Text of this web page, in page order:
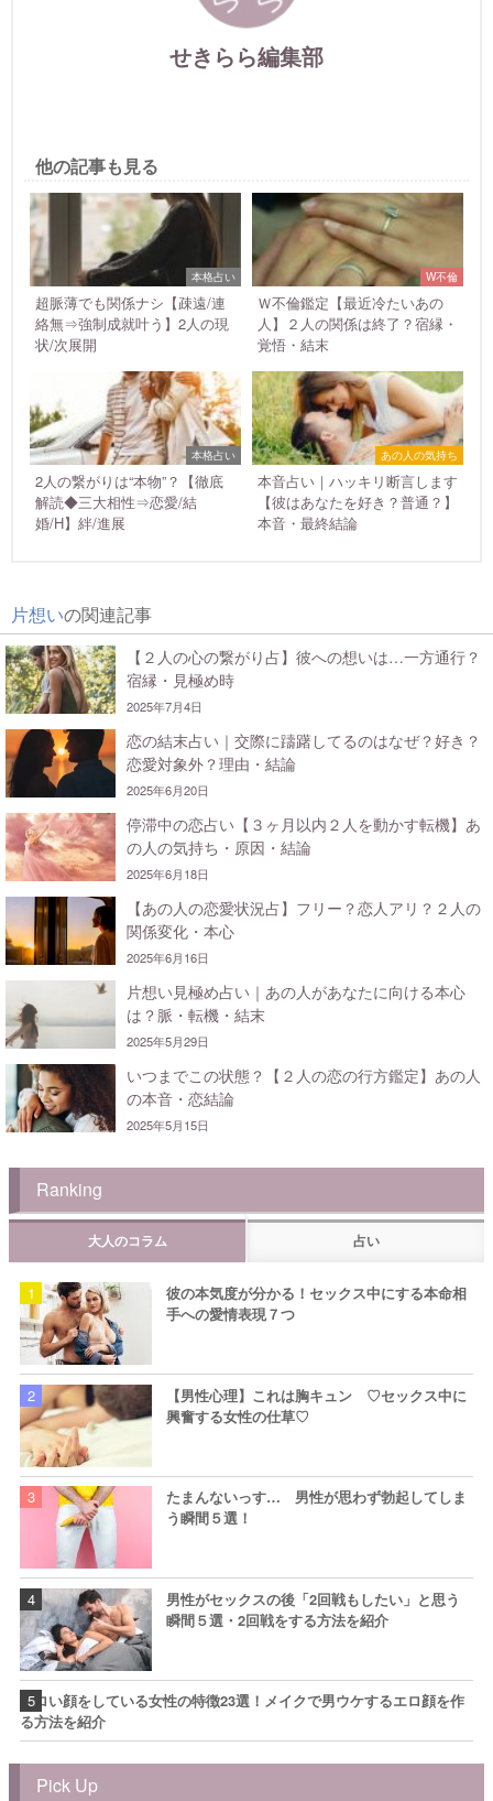
せきらら編集部
他の記事も見る
本格占い
超脈薄でも関係ナシ【疎遠/連
絡無⇒強制成就叶う】2人の現
状/次展開
W不倫
Ｗ不倫鑑定【最近冷たいあの
人】２人の関係は終了？宿縁・
覚悟・結末
本格占い
2人の繋がりは“本物”？【徹底
解読◆三大相性⇒恋愛/結
婚/H】絆/進展
あの人の気持ち
本音占い｜ハッキリ断言します
【彼はあなたを好き？普通？】
本音・最終結論
片想いの関連記事
【２人の心の繋がり占】彼への想いは…一方通行？
宿縁・見極め時
2025年7月4日
恋の結末占い｜交際に躊躇してるのはなぜ？好き？
恋愛対象外？理由・結論
2025年6月20日
停滞中の恋占い【３ヶ月以内２人を動かす転機】あ
の人の気持ち・原因・結論
2025年6月18日
【あの人の恋愛状況占】フリー？恋人アリ？２人の
関係変化・本心
2025年6月16日
片想い見極め占い｜あの人があなたに向ける本心
は？脈・転機・結末
2025年5月29日
いつまでこの状態？【２人の恋の行方鑑定】あの人
の本音・恋結論
2025年5月15日
Ranking
大人のコラム 占い
彼の本気度が分かる！セックス中にする本命相
手への愛情表現７つ
【男性心理】これは胸キュン ♡セックス中に
興奮する女性の仕草♡
たまんないっす… 男性が思わず勃起してしま
う瞬間５選！
男性がセックスの後「2回戦もしたい」と思う
瞬間５選・2回戦をする方法を紹介
エロい顔をしている女性の特徴23選！メイクで男ウケするエロ顔を作
る方法を紹介
Pick Up